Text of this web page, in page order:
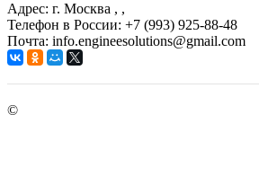
Адрес: г. Москва , ,
Телефон в России: +7 (993) 925-88-48
Почта: info.engineesolutions@gmail.com
©